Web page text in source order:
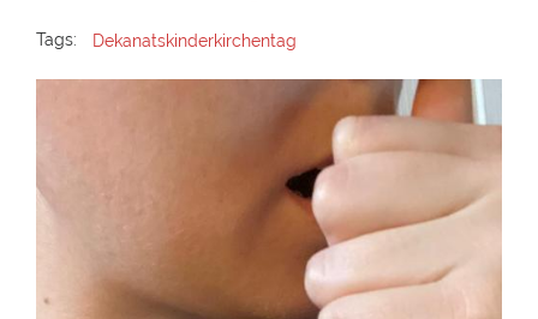
Tags: Dekanatskinderkirchentag